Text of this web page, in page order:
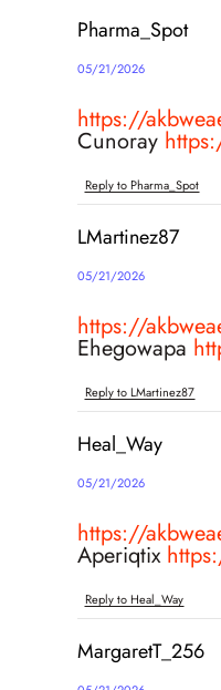
Pharma_Spot
05/21/2026
https://
Cunoray
Reply to Pharma_Spot
LMartinez87
05/21/2026
https://
Ehegowapa
Reply to LMartinez87
Heal_Way
05/21/2026
https://
Aperiqtix
Reply to Heal_Way
MargaretT_256